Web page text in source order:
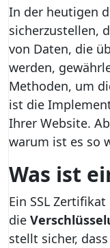
In der heutigen
sicherzustellen,
von Daten, die
werden,
Methoden, um
ist die
Ihrer Website.
warum ist es so
Was ist
Ein SSL
die
stellt sicher,